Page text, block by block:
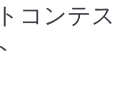
コンテス